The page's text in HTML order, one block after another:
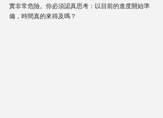
實非常危險。你必須認真思考：以目前的進度開始準
備，時間真的來得及嗎？